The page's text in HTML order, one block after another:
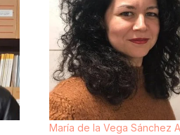
María de la Vega Sánchez